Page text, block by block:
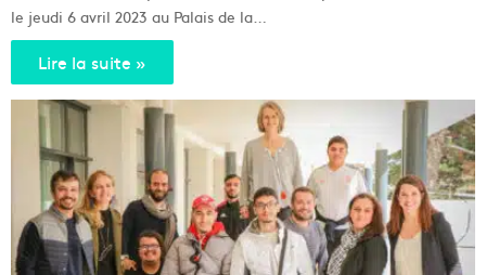
le jeudi 6 avril 2023 au Palais de la…
Lire la suite »